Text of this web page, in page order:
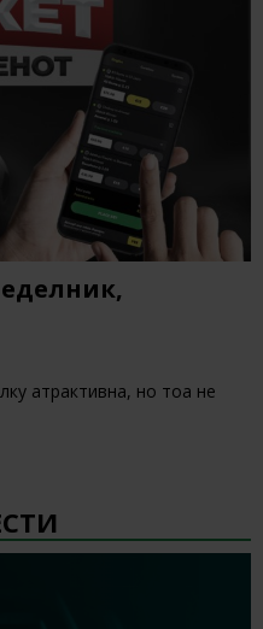
атрактивна, но тоа не